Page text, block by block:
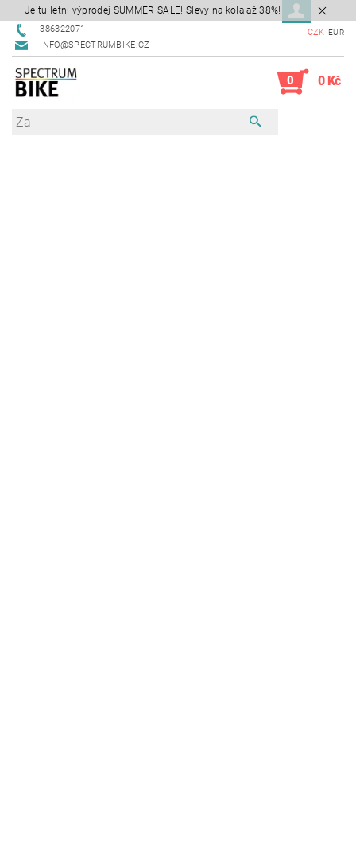
Je tu letní výprodej SUMMER SALE! Slevy na kola až 38%!
386322071
INFO@SPECTRUMBIKE.CZ
CZK EUR
0 0 Kč